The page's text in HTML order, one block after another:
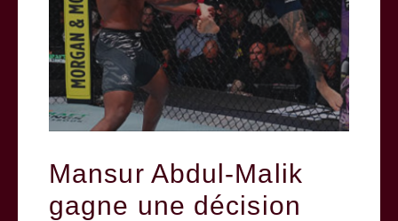
Mansur Abdul-Malik
gagne une décision